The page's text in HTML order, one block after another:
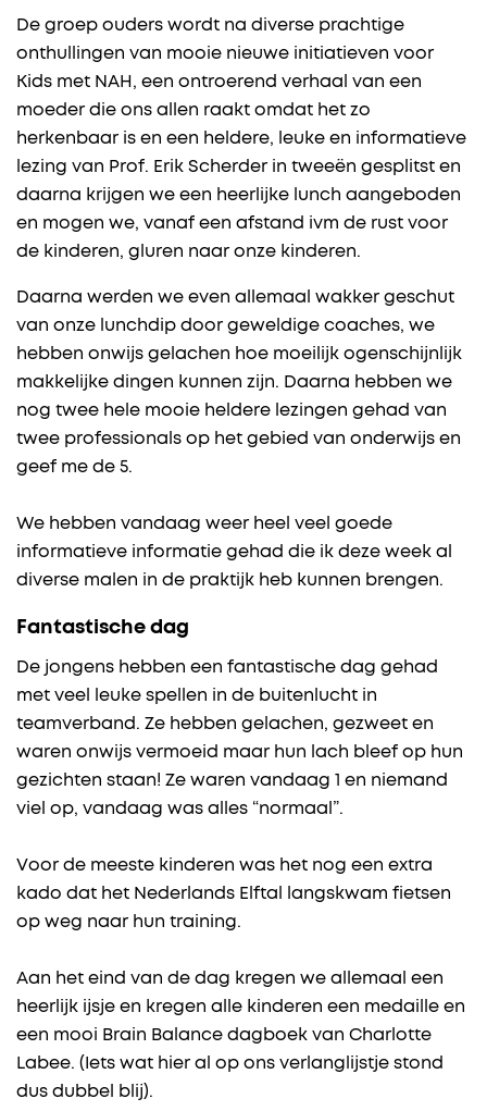
De groep ouders wordt na diverse prachtige
onthullingen van mooie nieuwe initiatieven voor
Kids met NAH, een ontroerend verhaal van een
moeder die ons allen raakt omdat het zo
herkenbaar is en een heldere, leuke en informatieve
lezing van Prof. Erik Scherder in tweeën gesplitst en
daarna krijgen we een heerlijke lunch aangeboden
en mogen we, vanaf een afstand ivm de rust voor
de kinderen, gluren naar onze kinderen.
Daarna werden we even allemaal wakker geschut
van onze lunchdip door geweldige coaches, we
hebben onwijs gelachen hoe moeilijk ogenschijnlijk
makkelijke dingen kunnen zijn. Daarna hebben we
nog twee hele mooie heldere lezingen gehad van
twee professionals op het gebied van onderwijs en
geef me de 5.
We hebben vandaag weer heel veel goede
informatieve informatie gehad die ik deze week al
diverse malen in de praktijk heb kunnen brengen.
Fantastische dag
De jongens hebben een fantastische dag gehad
met veel leuke spellen in de buitenlucht in
teamverband. Ze hebben gelachen, gezweet en
waren onwijs vermoeid maar hun lach bleef op hun
gezichten staan! Ze waren vandaag 1 en niemand
viel op, vandaag was alles “normaal”.
Voor de meeste kinderen was het nog een extra
kado dat het Nederlands Elftal langskwam fietsen
op weg naar hun training.
Aan het eind van de dag kregen we allemaal een
heerlijk ijsje en kregen alle kinderen een medaille en
een mooi Brain Balance dagboek van Charlotte
Labee. (Iets wat hier al op ons verlanglijstje stond
dus dubbel blij).